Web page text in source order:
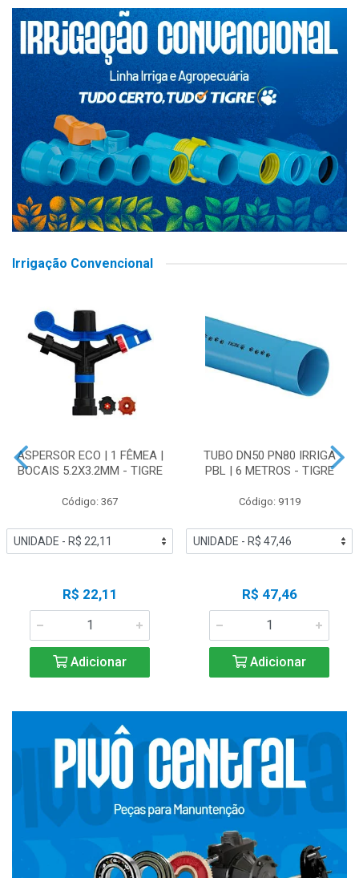
Irrigação Convencional
ASPERSOR ECO | 1 FÊMEA |
BOCAIS 5.2X3.2MM - TIGRE
Código: 367
R$ 22,11
Adicionar
TUBO DN50 PN80 IRRIGA
PBL | 6 METROS - TIGRE
Código: 9119
R$ 47,46
Adicionar